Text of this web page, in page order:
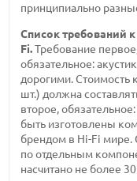
принципиально
Список требований
Fi.Требование
обязательное:
дорогими. Стоимость
шт.) должна
второе,
быть изготовлены
брендом в Hi-Fi мире.
по отдельным
насчитано не более